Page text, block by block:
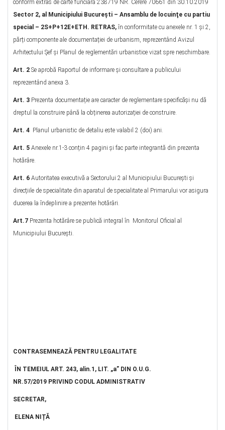
conform extras de carte funciară 238719 NR. Cerere 70661 din 30.10.2019
Sector 2, al Municipiului București – Ansamblu de locuinţe cu partiu
special – 2S+P+12E+ETH. RETRAS, în conformitate cu anexele nr. 1 și 2,
părți componente ale documentației de urbanism, reprezentând Avizul
Arhitectului Șef și Planul de reglementări urbanistice vizat spre neschimbare.
Art. 2 Se aprobă Raportul de informare şi consultare a publicului
reprezentând anexa 3.
Art. 3 Prezenta documentație are caracter de reglementare specificăși nu dă
dreptul la construire până la obținerea autorizației de construire.
Art. 4 Planul urbanistic de detaliu este valabil 2 (doi) ani.
Art. 5 Anexele nr.1-3 conțin 4 pagini și fac parte integrantă din prezenta
hotărâre.
Art. 6 Autoritatea executivă a Sectorului 2 al Municipiului București și
direcțiile de specialitate din aparatul de specialitate al Primarului vor asigura
ducerea la îndeplinire a prezentei hotărâri.
Art.7 Prezenta hotărâre se publică integral în Monitorul Oficial al
Municipiului Bucureşti.
CONTRASEMNEAZĂ PENTRU LEGALITATE
ÎN TEMEIUL ART. 243, alin.1, LIT. „a” DIN O.U.G.
NR.57/2019 PRIVIND CODUL ADMINISTRATIV
SECRETAR,
ELENA NIȚĂ